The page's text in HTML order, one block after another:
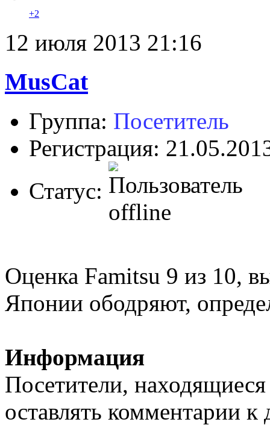
+2
12 июля 2013 21:16
MusCat
Группа: Посетитель
Регистрация:
Статус:
Оценка Famitsu 9 из 10,
Японии ободряют,
Информация
Посетители,
оставлять комментарии